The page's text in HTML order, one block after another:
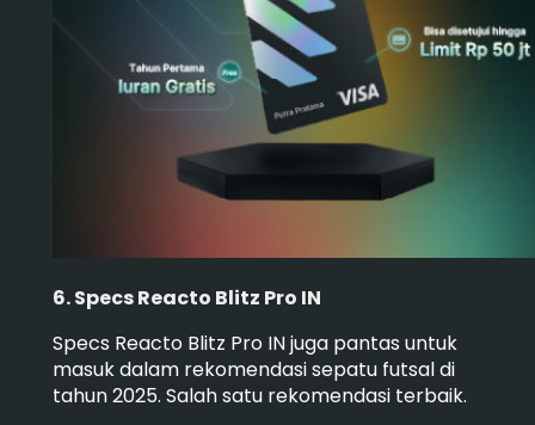
6. Specs Reacto Blitz Pro IN
Specs Reacto Blitz Pro IN juga pantas untuk
masuk dalam rekomendasi sepatu futsal di
tahun 2025. Salah satu rekomendasi terbaik.